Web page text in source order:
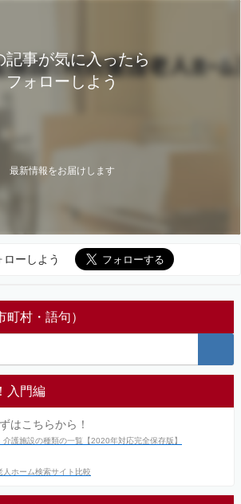
記事が気に入ったら
フォローしよう
最新情報をお届けします
ローしよう
村・語句）
入門編
はこちらから！